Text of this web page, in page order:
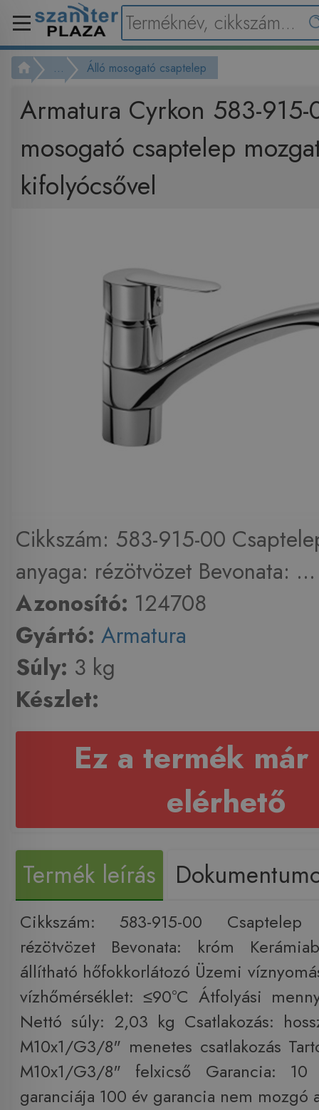
... Álló mosogató csaptelep
Armatura Cyrkon 583-
mosogató csaptelep
kifolyócsővel
Cikkszám: 583-915-00
anyaga: rézötvözet Bevonata: ...
Azonosító: 124708
Gyártó: Armatura
Súly: 3 kg
Készlet:
Ez a termék már
elérhető
Termék leírás
Cikkszám: 583-915-00
rézötvözet Bevonata: króm
állítható hőfokkorlátozó Üzemi
vízhőmérséklet: ≤90°C Átfolyási
Nettó súly: 2,03 kg Csatlakozás:
M10x1/G3/8" menetes csatlakozás
M10x1/G3/8" felxicső Garancia: 10
garanciája 100 év garancia nem mozgó